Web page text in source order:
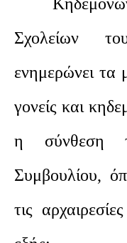
Σχολείων
ενημερώνει τα
γονείς και
η σύνθεση
Συμβουλίου,
τις